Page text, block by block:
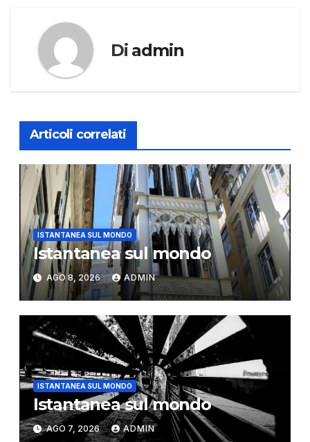
Di admin
Articoli correlati
ISTANTANEA SUL MONDO
Istantanea sul mondo
AGO 8, 2026 ADMIN
ISTANTANEA SUL MONDO
Istantanea sul mondo
AGO 7, 2026 ADMIN